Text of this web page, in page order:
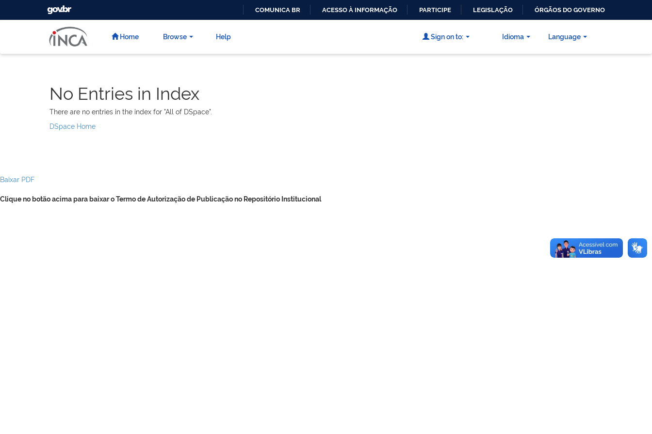
CONTEÚDO
GOVBR
COMUNICA BR ACESSO À INFORMAÇÃO PARTICIPE LEGISLAÇÃO ÓRGÃOS DO GOVERNO
Home Browse Help Language
Sign on to: Idioma
No Entries in Index
There are no entries in the index for "All of DSpace".
DSpace Home
Baixar PDF
Clique no botão acima para baixar o Termo de Autorização de Publicação no Repositório Institucional